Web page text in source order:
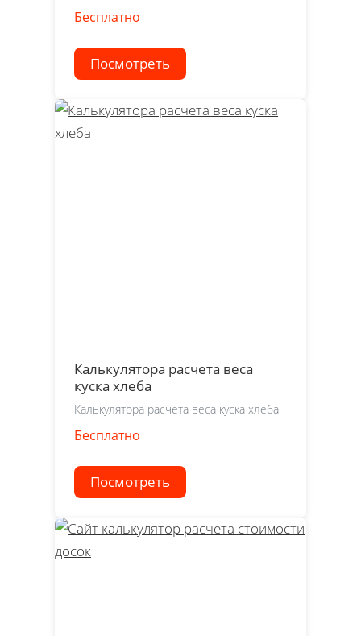
Бесплатно
Посмотреть
Калькулятора расчета веса
куска хлеба
Калькулятора расчета веса куска хлеба
Бесплатно
Посмотреть